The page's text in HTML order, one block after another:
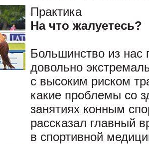
Практика
На что жалуетесь?
Большинство из нас
довольно
с высоким риском
какие проблемы со
занятиях конным
рассказал главный
в спортивной